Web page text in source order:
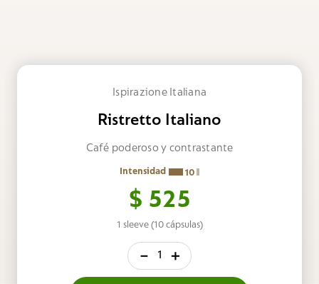
Ispirazione Italiana
Ristretto Italiano
Café poderoso y contrastante
Intensidad 10
$ 525
1 sleeve (10 cápsulas)
＋
－